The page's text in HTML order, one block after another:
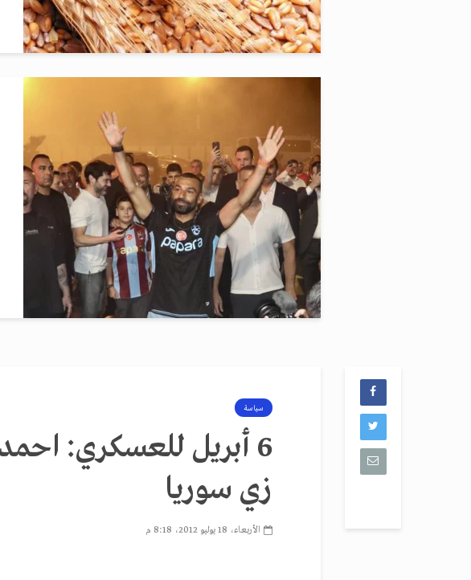
سياسة
زي ‫سوريا
الأربعاء، 18 يوليو 2012، 8:18 م